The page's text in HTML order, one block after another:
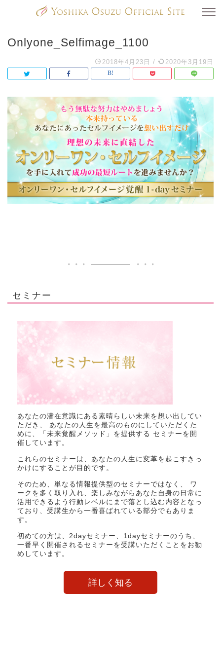
Onlyone_Selfimage_1100
2018年4月23日 / 2020年3月19日
セミナー
あなたの潜在意識にある素晴らしい未来を想い出してい
ただき、 あなたの人生を最高のものにしていただくた
めに、「未来覚醒メソッド」を提供する セミナーを開
催しています。
これらのセミナーは、あなたの人生に変革を起こすきっ
かけにすることが目的です。
そのため、単なる情報提供型のセミナーではなく、 ワ
ークを多く取り入れ、楽しみながらあなた自身の日常に
活用できるよう行動レベルにまで落とし込む内容となっ
ており、受講生から一番喜ばれている部分でもありま
す。
初めての方は、2dayセミナー、1dayセミナーのうち、
一番早く開催されるセミナーを受講いただくことをお勧
めしています。
詳しく知る